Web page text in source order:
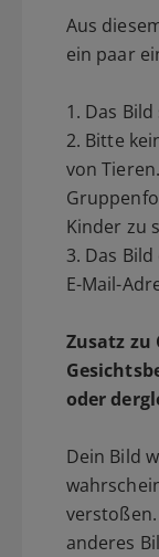
Aus
ein paar
1. Das
2. Bitte
von
Kinder zu
3. Das
E-Mail-
Zusatz zu
oder
Dein Bild
anderes